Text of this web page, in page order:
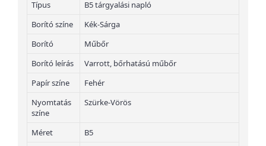
Típus
B5 tárgyalási napló
Borító színe
Kék-Sárga
Borító
Műbőr
Borító leírás
Varrott, bőrhatású műbőr
Papír színe
Fehér
Nyomtatás
színe
Szürke-Vörös
Méret
B5